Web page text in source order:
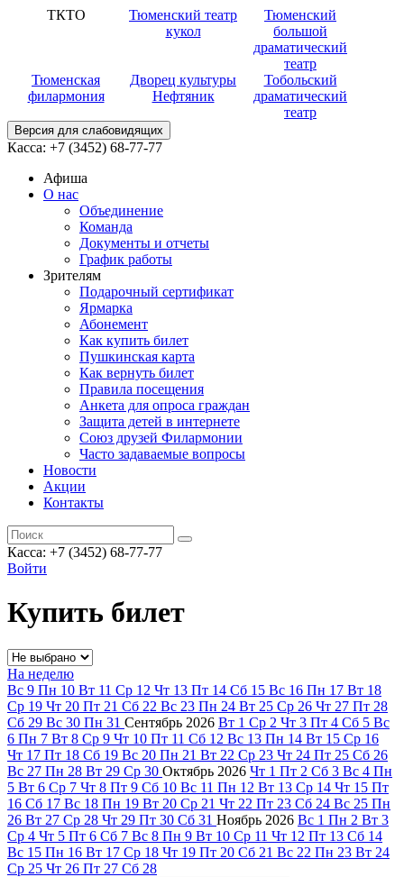
ТКТО
Тюменский театр
кукол
Тюменский
большой
драматический
театр
Тюменская
филармония
Дворец культуры
Нефтяник
Тобольский
драматический
театр
Версия для слабовидящих
Касса: +7 (3452) 68-77-77
Афиша
О нас
Объединение
Команда
Документы и отчеты
График работы
Зрителям
Подарочный сертификат
Ярмарка
Абонемент
Как купить билет
Пушкинская карта
Как вернуть билет
Правила посещения
Анкета для опроса граждан
Защита детей в интернете
Союз друзей Филармонии
Часто задаваемые вопросы
Новости
Акции
Контакты
Касса: +7 (3452) 68-77-77
Войти
Купить билет
На неделю
Вс 9 Пн 10 Вт 11 Ср 12 Чт 13 Пт 14 Сб 15 Вс 16 Пн 17 Вт 18
Ср 19 Чт 20 Пт 21 Сб 22 Вс 23 Пн 24 Вт 25 Ср 26 Чт 27 Пт 28
Сб 29 Вс 30 Пн 31 Сентябрь 2026 Вт 1 Ср 2 Чт 3 Пт 4 Сб 5 Вс
6 Пн 7 Вт 8 Ср 9 Чт 10 Пт 11 Сб 12 Вс 13 Пн 14 Вт 15 Ср 16
Чт 17 Пт 18 Сб 19 Вс 20 Пн 21 Вт 22 Ср 23 Чт 24 Пт 25 Сб 26
Вс 27 Пн 28 Вт 29 Ср 30 Октябрь 2026 Чт 1 Пт 2 Сб 3 Вс 4 Пн
5 Вт 6 Ср 7 Чт 8 Пт 9 Сб 10 Вс 11 Пн 12 Вт 13 Ср 14 Чт 15 Пт
16 Сб 17 Вс 18 Пн 19 Вт 20 Ср 21 Чт 22 Пт 23 Сб 24 Вс 25 Пн
26 Вт 27 Ср 28 Чт 29 Пт 30 Сб 31 Ноябрь 2026 Вс 1 Пн 2 Вт 3
Ср 4 Чт 5 Пт 6 Сб 7 Вс 8 Пн 9 Вт 10 Ср 11 Чт 12 Пт 13 Сб 14
Вс 15 Пн 16 Вт 17 Ср 18 Чт 19 Пт 20 Сб 21 Вс 22 Пн 23 Вт 24
Ср 25 Чт 26 Пт 27 Сб 28